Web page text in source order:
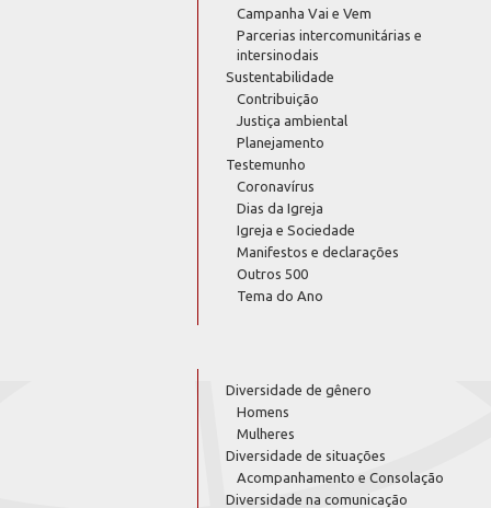
Campanha Vai e Vem
Parcerias intercomunitárias e
intersinodais
Sustentabilidade
Contribuição
Justiça ambiental
Planejamento
Testemunho
Coronavírus
Dias da Igreja
Igreja e Sociedade
Manifestos e declarações
Outros 500
Tema do Ano
Diversidade de gênero
Homens
Mulheres
Diversidade de situações
Acompanhamento e Consolação
Diversidade na comunicação